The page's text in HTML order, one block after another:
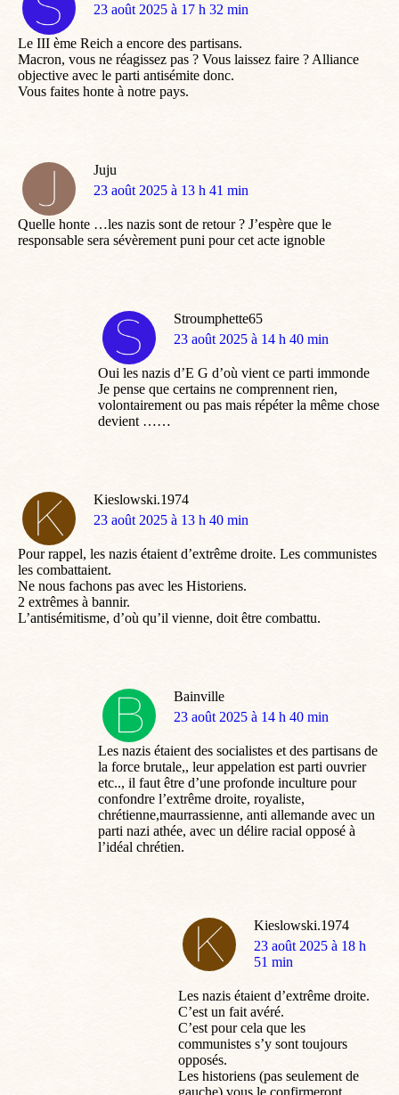
dit
23 août 2025 à 17 h 32 min
Le III ème Reich a encore des partisans.
Macron, vous ne réagissez pas ? Vous laissez faire ? Alliance
objective avec le parti antisémite donc.
Vous faites honte à notre pays.
Juju
dit
23 août 2025 à 13 h 41 min
Quelle honte …les nazis sont de retour ? J’espère que le
responsable sera sévèrement puni pour cet acte ignoble
Stroumphette65
dit
23 août 2025 à 14 h 40 min
Oui les nazis d’E G d’où vient ce parti immonde
Je pense que certains ne comprennent rien,
volontairement ou pas mais répéter la même chose
devient ……
Kieslowski.1974
dit
23 août 2025 à 13 h 40 min
Pour rappel, les nazis étaient d’extrême droite. Les communistes
les combattaient.
Ne nous fachons pas avec les Historiens.
2 extrêmes à bannir.
L’antisémitisme, d’où qu’il vienne, doit être combattu.
Bainville
dit
23 août 2025 à 14 h 40 min
Les nazis étaient des socialistes et des partisans de
la force brutale,, leur appelation est parti ouvrier
etc.., il faut être d’une profonde inculture pour
confondre l’extrême droite, royaliste,
chrétienne,maurrassienne, anti allemande avec un
parti nazi athée, avec un délire racial opposé à
l’idéal chrétien.
Kieslowski.1974
dit
:
23 août 2025 à 18 h
51 min
Les nazis étaient d’extrême droite.
C’est un fait avéré.
C’est pour cela que les
communistes s’y sont toujours
opposés.
Les historiens (pas seulement de
gauche) vous le confirmeront.